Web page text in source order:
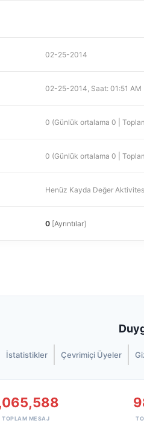
02-25-2014
02-25-2014, Saat: 01:51 AM
0 (Günlük ortalama 0 |
0 (Günlük ortalama 0 |
Henüz Kayda Değer
0 [Ayrıntılar]
İstatistikler Çevrimiçi Üyeler
TOPLAM MESAJ